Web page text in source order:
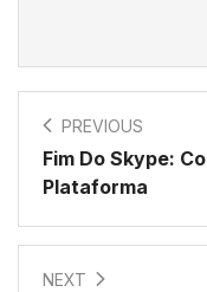
PREVIOUS
Fim Do Skype:
Plataforma
NEXT